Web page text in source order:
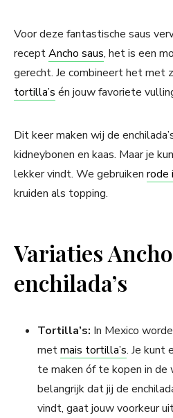
Voor deze fantastische saus
receptAncho saus, het is een
gerecht. Je combineert het met
tortilla’s én jouw favoriete
Dit keer maken wij de
kidneybonen en kaas. Maar je
lekker vindt. We gebruiken rode
kruiden als topping.
Variaties
enchilada’s
Tortilla’s: In Mexico
metmais tortilla’s. Je kunt
te maken óf te kopen in
belangrijk dat jij de
vindt, gaat jouw voorkeur